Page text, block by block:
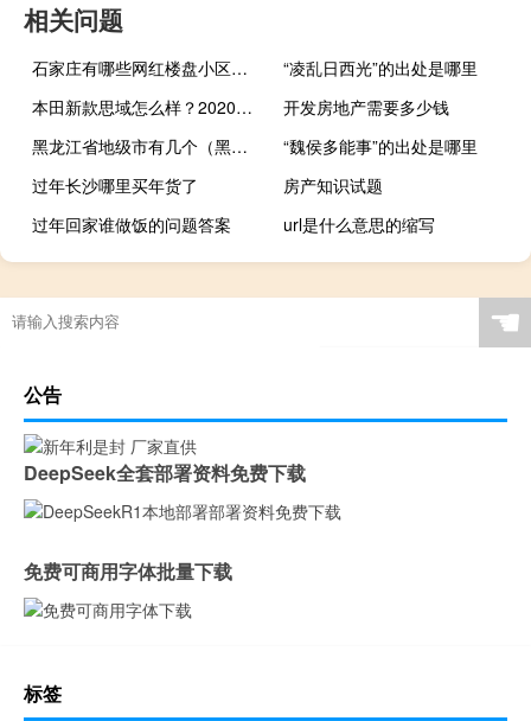
相关问题
石家庄有哪些网红楼盘小区？介绍5个最知名地产项目
“凌乱日西光”的出处是哪里
本田新款思域怎么样？2020款思域1.5t落地多少钱？
开发房地产需要多少钱
黑龙江省地级市有几个（黑龙江地级市有哪些）
“魏侯多能事”的出处是哪里
过年长沙哪里买年货了
房产知识试题
过年回家谁做饭的问题答案
url是什么意思的缩写
学做早餐去哪里学？
☚
公告
DeepSeek全套部署资料免费下载
免费可商用字体批量下载
标签